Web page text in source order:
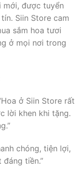
mới, được tuyển
Siin Store cam
sắm hoa tươi
ở mọi nơi trong
ở Siin Store rất
lời khen khi tặng.
chóng, tiện lợi,
tiền.”